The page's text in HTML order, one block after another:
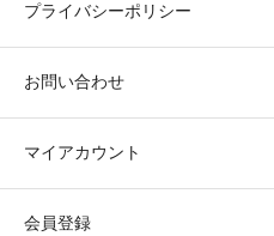
プライバシーポリシー
お問い合わせ
マイアカウント
会員登録